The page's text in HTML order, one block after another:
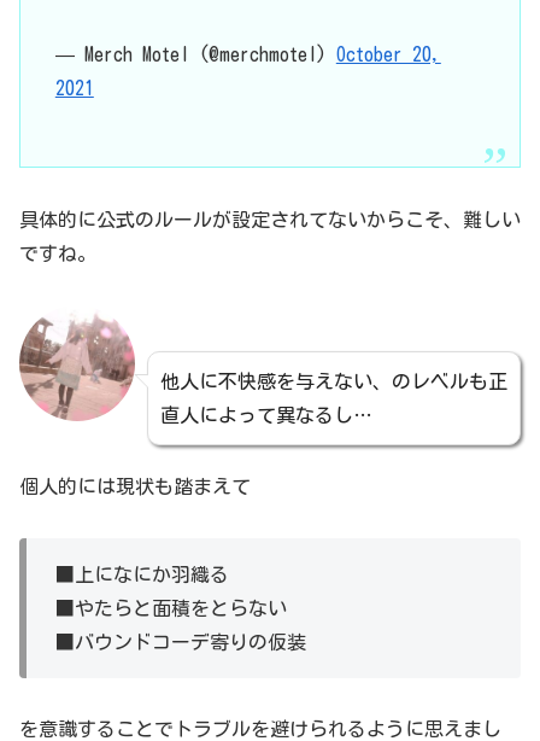
— Merch Motel (@merchmotel) October 20,
2021
具体的に公式のルールが設定されてないからこそ、難しい
ですね。
他人に不快感を与えない、のレベルも正
直人によって異なるし…
個人的には現状も踏まえて
■上になにか羽織る
■やたらと面積をとらない
■バウンドコーデ寄りの仮装
を意識することでトラブルを避けられるように思えまし